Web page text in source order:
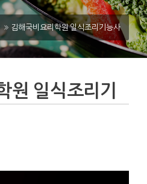
김해국비요리학원 일식조리기능사
원 일식조리기